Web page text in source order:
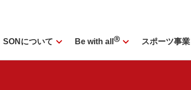
SONについて expand_more Be with all Ⓡ expand_more スポーツ事業